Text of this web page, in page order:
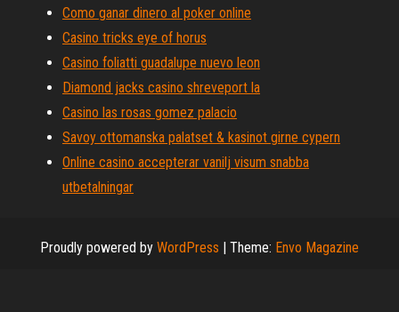
Como ganar dinero al poker online
Casino tricks eye of horus
Casino foliatti guadalupe nuevo leon
Diamond jacks casino shreveport la
Casino las rosas gomez palacio
Savoy ottomanska palatset & kasinot girne cypern
Online casino accepterar vanilj visum snabba
utbetalningar
Proudly powered by WordPress | Theme: Envo Magazine